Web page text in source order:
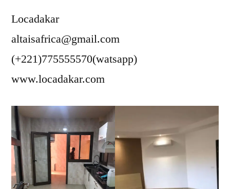
Locadakar
altaisafrica@gmail.com
(+221)775555570(watsapp)
www.locadakar.com